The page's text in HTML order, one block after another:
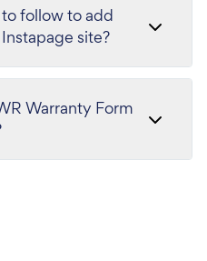
follow to add
site?
Warranty Form